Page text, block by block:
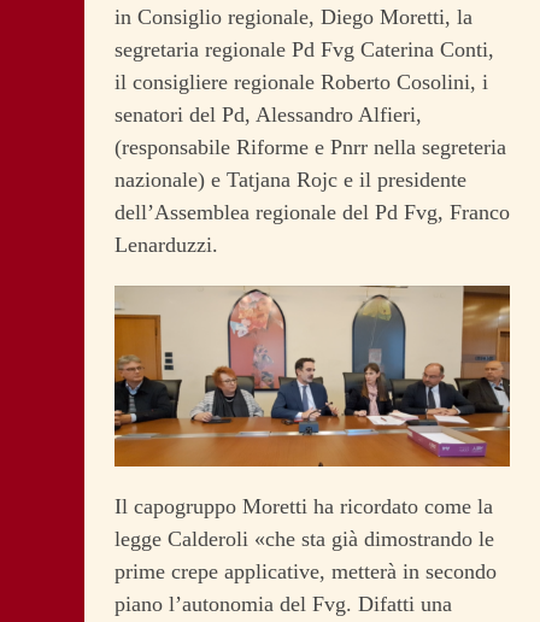
in Consiglio regionale, Diego Moretti, la
segretaria regionale Pd Fvg Caterina Conti,
il consigliere regionale Roberto Cosolini, i
senatori del Pd, Alessandro Alfieri,
(responsabile Riforme e Pnrr nella segreteria
nazionale) e Tatjana Rojc e il presidente
dell’Assemblea regionale del Pd Fvg, Franco
Lenarduzzi.
Il capogruppo Moretti ha ricordato come la
legge Calderoli «che sta già dimostrando le
prime crepe applicative, metterà in secondo
piano l’autonomia del Fvg. Difatti una